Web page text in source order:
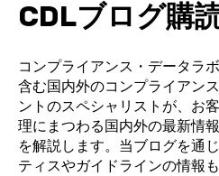
CDLブログ購
コンプライアンス・データラ
含む国内外のコンプライアン
ントのスペシャリストが、お
理にまつわる国内外の最新情
を解説します。 当ブログを通
ティスやガイドラインの情報も